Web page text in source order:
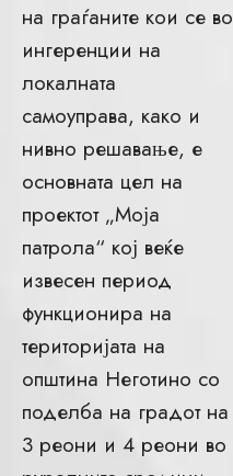
на граѓаните кои се во
ингеренции на
локалната
самоуправа, како и
нивно решавање, е
основната цел на
проектот „Моја
патрола“ кој веќе
извесен период
функционира на
територијата на
општина Неготино со
поделба на градот на
3 реони и 4 реони во
цел детектираните и
пријавените проблеми
да се решат во набрз
временски рок. Со
цел зауште поголема
достапност, од
денеска (11.04.)
населението „Моја
патрола“ може да ја
контактира и
телефонски на
броевите 078-988-697
и 043-361-045 од
08,00 до 16,00